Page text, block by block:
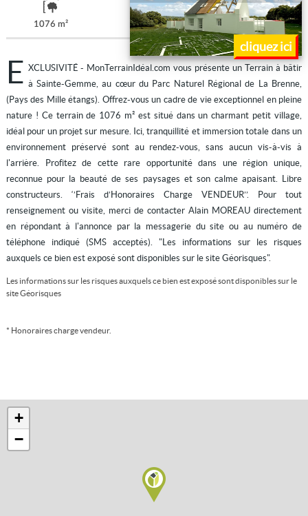
cliquez ici
1076 m²
E XCLUSIVITÉ - MonTerrainIdéal.com vous présente un Terrain à bâtir
à Sainte-Gemme, au cœur du Parc Naturel Régional de La Brenne,
(Pays des Mille étangs). Offrez-vous un cadre de vie exceptionnel en pleine
nature ! Ce terrain de 1076 m² est situé dans un charmant petit village,
idéal pour un projet sur mesure. Ici, tranquillité et immersion totale dans un
environnement préservé sont au rendez-vous, sans aucun vis-à-vis à
l'arrière. Profitez de cette rare opportunité dans une région unique,
reconnue pour la beauté de ses paysages et son calme apaisant. Libre
constructeurs. ‘’Frais d’Honoraires Charge VENDEUR’’. Pour tout
renseignement ou visite, merci de contacter Alain MOREAU directement
en répondant à l'annonce par la messagerie du site ou au numéro de
téléphone indiqué (SMS acceptés). "Les informations sur les risques
auxquels ce bien est exposé sont disponibles sur le site Géorisques".
Les informations sur les risques auxquels ce bien est exposé sont disponibles sur le
siteGéorisques
* Honoraires charge vendeur.
+
−